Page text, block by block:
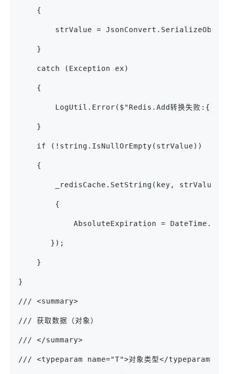
    {
strValue =
    }
    catch (Exception ex)
    {
LogUtil.Error($"Redis.Add转换失败
    }
    if (!string.IsNullOrEmpty(strValue))
    {
_redisCache.SetString(key, strValue,
        {
AbsoluteExpiration =
       });
    }
}
/// <summary>
/// 获取数据（对象）
/// </summary>
/// <typeparam name="T">对象类型</typeparam>